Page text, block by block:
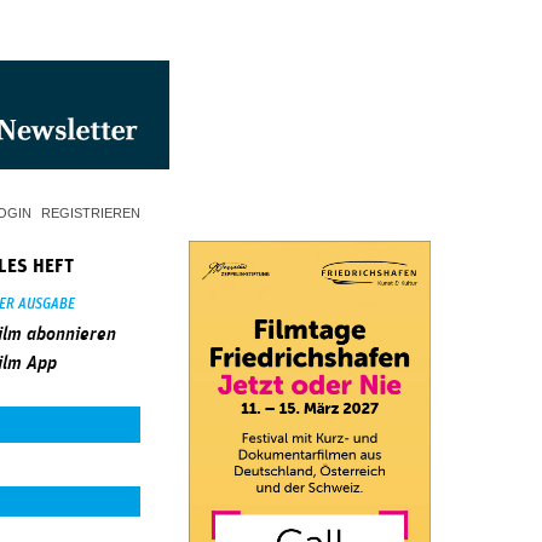
REGISTRIEREN
HEFT
AUSGABE
abonnieren
App